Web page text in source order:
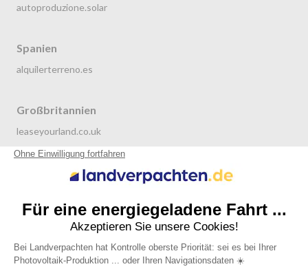
autoproduzione.solar
Spanien
alquilerterreno.es
Großbritannien
leaseyourland.co.uk
terraren.com
grondverpachten.nl
Datenschutzrichtlinie